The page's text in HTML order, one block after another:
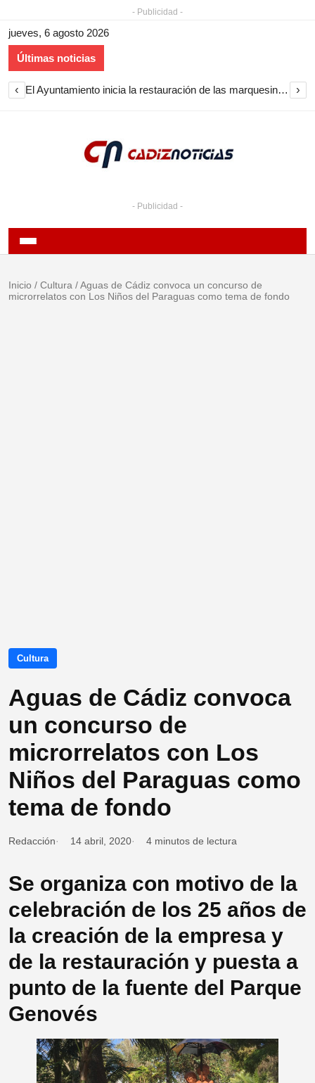
- Publicidad -
jueves, 6 agosto 2026
Últimas noticias
‹ El Ayuntamiento inicia la restauración de las marquesinas de Plaza Esteve para volver a instalarlas en el centro de Jerez ›
- Publicidad -
Inicio / Cultura /Aguas de Cádiz convoca un concurso de
microrrelatos con Los Niños del Paraguas como tema de fondo
Cultura
Aguas de Cádiz convoca
un concurso de
microrrelatos con Los
Niños del Paraguas como
tema de fondo
Redacción 14 abril, 2020 4 minutos de lectura
Se organiza con motivo de la
celebración de los 25 años de
la creación de la empresa y
de la restauración y puesta a
punto de la fuente del Parque
Genovés